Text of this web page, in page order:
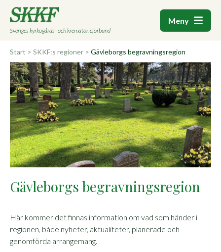
Sveriges kyrkogårds- och krematorieförbund
Meny
Start > SKKF:s regioner > Gävleborgs begravningsregion
Gävleborgs begravningsregion
Här kommer det finnas information om vad som händer i
regionen, både nyheter, aktualiteter, planerade och
genomförda arrangemang.